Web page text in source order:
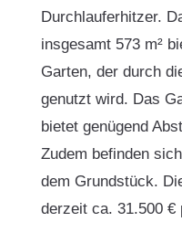
Durchlauferhitzer.
insgesamt 573 m²
Garten, der durch
genutzt wird. Das
bietet genügend
Zudem befinden
dem Grundstück.
derzeit ca. 31.500 €